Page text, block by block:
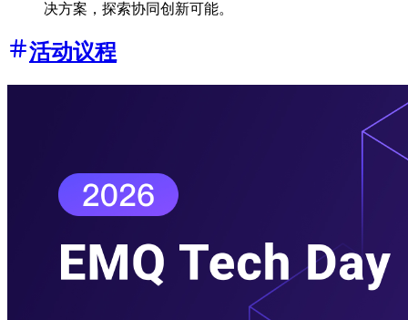
决方案，探索协同创新可能。
活动议程